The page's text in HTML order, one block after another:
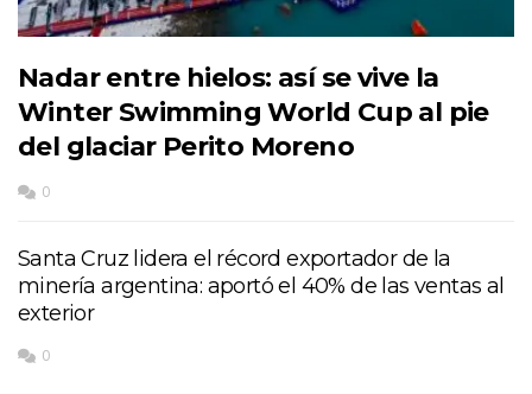
Nadar entre hielos: así se vive la
Winter Swimming World Cup al pie
del glaciar Perito Moreno
0
Santa Cruz lidera el récord exportador de la
minería argentina: aportó el 40% de las ventas al
exterior
0